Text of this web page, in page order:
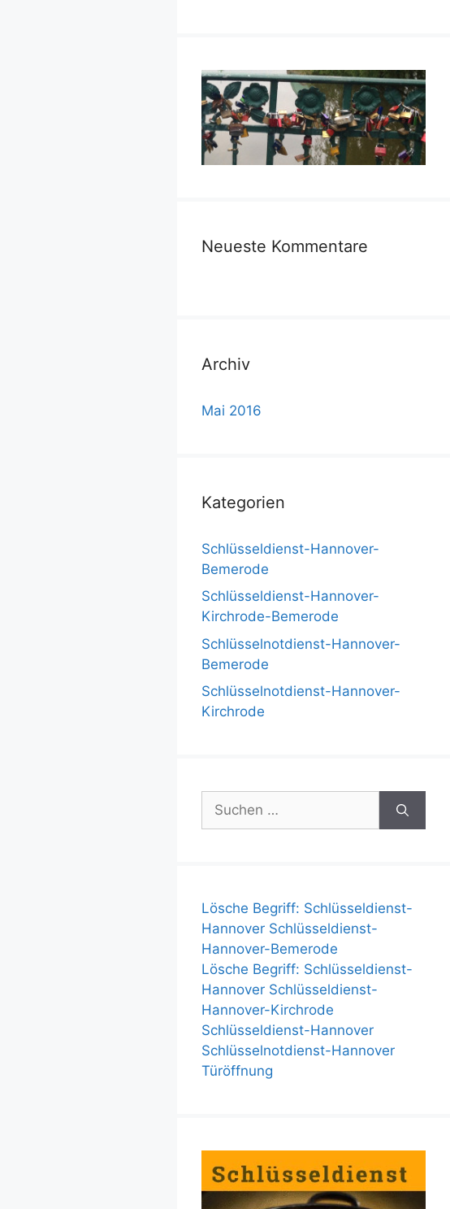
Neueste Kommentare
Archiv
Mai 2016
Kategorien
Schlüsseldienst-Hannover-
Bemerode
Schlüsseldienst-Hannover-
Kirchrode-Bemerode
Schlüsselnotdienst-Hannover-
Bemerode
Schlüsselnotdienst-Hannover-
Kirchrode
n
n
a
c
h
:
Lösche Begriff: Schlüsseldienst-
Hannover Schlüsseldienst-
Hannover-Bemerode
Lösche Begriff: Schlüsseldienst-
Hannover Schlüsseldienst-
Hannover-Kirchrode
Schlüsseldienst-Hannover
Schlüsselnotdienst-Hannover
Türöffnung